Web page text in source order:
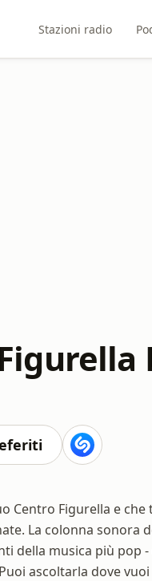
Stazioni radio
Centro Figurella e
La colonna sonora
della musica più pop
ascoltarla dove